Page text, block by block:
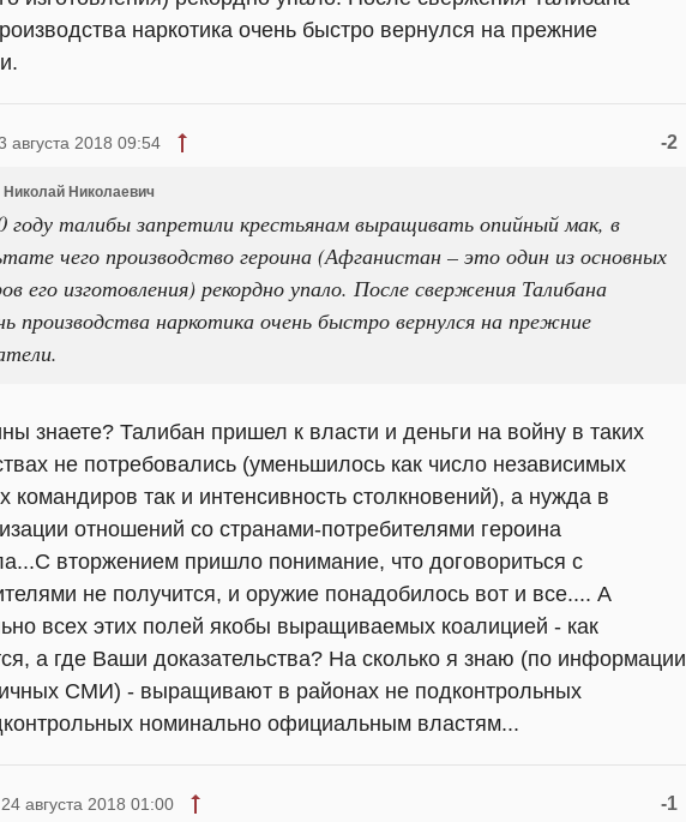
наркотика очень быстро вернулся на прежние
-2
августа 2018 09:54
Николай Николаевич
году талибы запретили крестьянам выращивать опийный мак, в
чего производство героина (Афганистан – это один из основных
его изготовления) рекордно упало. После свержения Талибана
производства наркотика очень быстро вернулся на прежние
знаете? Талибан пришел к власти и деньги на войну в таких
не потребовались (уменьшилось как число независимых
командиров так и интенсивность столкновений), а нужда в
отношений со странами-потребителями героина
вторжением пришло понимание, что договориться с
не получится, и оружие понадобилось вот и все.... А
всех этих полей якобы выращиваемых коалицией - как
а где Ваши доказательства? На сколько я знаю (по информации
СМИ) - выращивают в районах не подконтрольных
номинально официальным властям...
-1
24 августа 2018 01:00